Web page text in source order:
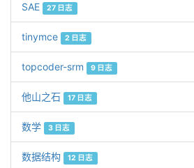
SAE 27 日志
tinymce 2 日志
topcoder-srm 9 日志
他山之石 17 日志
数学 3 日志
数据结构 12 日志